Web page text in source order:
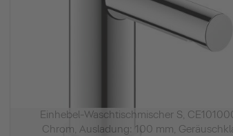
Einhebel-Waschtischmischer S,
Chrom, Ausladung: 100 mm,